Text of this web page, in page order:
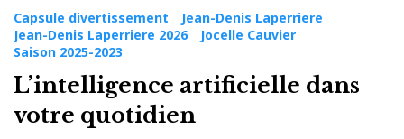
Capsule divertissement
Jean-Denis Laperriere
Jean-Denis Laperriere 2026
Jocelle Cauvier
Saison 2025-2023
L’intelligence artificielle dans
votre quotidien